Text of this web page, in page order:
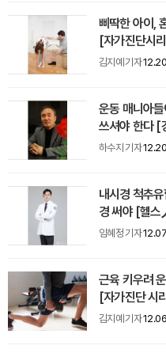
삐딱한 아이,
[자가진단시
김지예 기자
운동 매니아
쓰셔야 한다 [
하수지 기자
내시경 척추
경 써야 [헬스
임혜정 기자
근육 키우려
[자가진단 시
김지예 기자